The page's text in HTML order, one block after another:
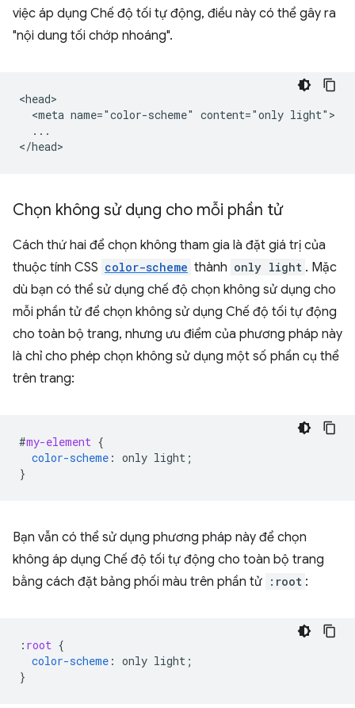
việc áp dụng Chế độ tối tự động, điều này có thể gây ra
"nội dung tối chớp nhoáng".
<head>
  <meta name="color-scheme" content="only light">
  ...
Chọn không sử dụng cho mỗi phần tử
Cách thứ hai để chọn không tham gia là đặt giá trị của
thuộc tính CSS color-scheme thành only light . Mặc
dù bạn có thể sử dụng chế độ chọn không sử dụng cho
mỗi phần tử để chọn không sử dụng Chế độ tối tự động
cho toàn bộ trang, nhưng ưu điểm của phương pháp này
là chỉ cho phép chọn không sử dụng một số phần cụ thể
trên trang:
#my-element {
color-scheme : only light ;
}
Bạn vẫn có thể sử dụng phương pháp này để chọn
không áp dụng Chế độ tối tự động cho toàn bộ trang
bằng cách đặt bảng phối màu trên phần tử :root :
: root {
color-scheme : only light ;
}